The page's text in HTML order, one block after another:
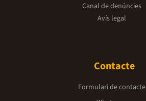
Canal de denúncies
Avís legal
Contacte
Formulari de contacte